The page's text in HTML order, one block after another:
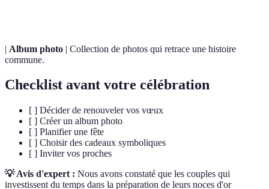
| Album photo | Collection de photos qui retrace une histoire
commune.
Checklist avant votre célébration
[ ] Décider de renouveler vos vœux
[ ] Créer un album photo
[ ] Planifier une fête
[ ] Choisir des cadeaux symboliques
[ ] Inviter vos proches
💡 Avis d'expert : Nous avons constaté que les couples qui
investissent du temps dans la préparation de leurs noces d'or